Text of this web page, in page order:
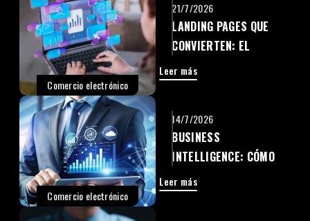
Comercio electrónico
21/7/2026
LANDING PAGES QUE
CONVIERTEN: EL
SECRETO PARA
TRANSFORMAR VISITAS
Leer más
Comercio electrónico
14/7/2026
BUSINESS
INTELLIGENCE: CÓMO
CONVERTIR DATOS EN
CRECIMIENTO
Leer más